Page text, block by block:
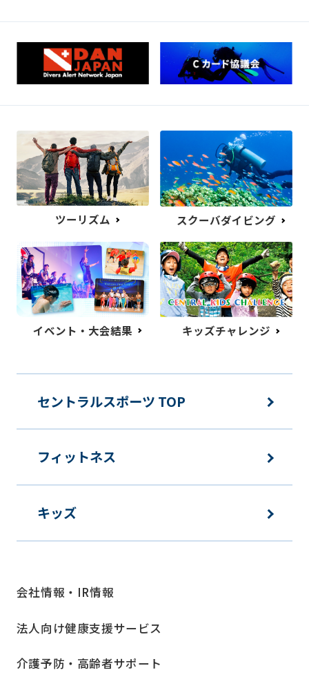
ツーリズム スクーバダイビング
イベント・大会結果 キッズチャレンジ
セントラルスポーツ TOP
フィットネス
キッズ
会社情報・IR情報
法人向け健康支援サービス
介護予防・高齢者サポート